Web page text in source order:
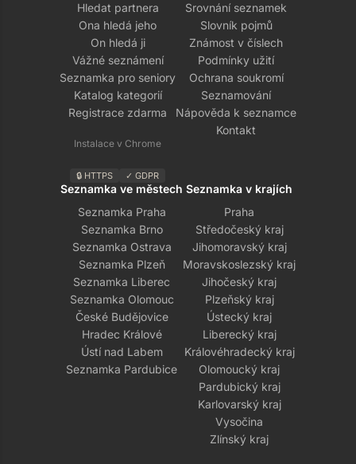
Hledat partnera
Ona hledá jeho
On hledá ji
Vážné seznámení
Seznamka pro seniory
Katalog kategorií
Registrace zdarma
Instalace v Chrome
🔒 HTTPS ✓ GDPR
Srovnání seznamek
Slovník pojmů
Známost v číslech
Podmínky užití
Ochrana soukromí
Seznamování
Nápověda k seznamce
Kontakt
Seznamka ve městech
Seznamka Praha
Seznamka Brno
Seznamka Ostrava
Seznamka Plzeň
Seznamka Liberec
Seznamka Olomouc
České Budějovice
Hradec Králové
Ústí nad Labem
Seznamka Pardubice
Seznamka v krajích
Praha
Středočeský kraj
Jihomoravský kraj
Moravskoslezský kraj
Jihočeský kraj
Plzeňský kraj
Ústecký kraj
Liberecký kraj
Královéhradecký kraj
Olomoucký kraj
Pardubický kraj
Karlovarský kraj
Vysočina
Zlínský kraj